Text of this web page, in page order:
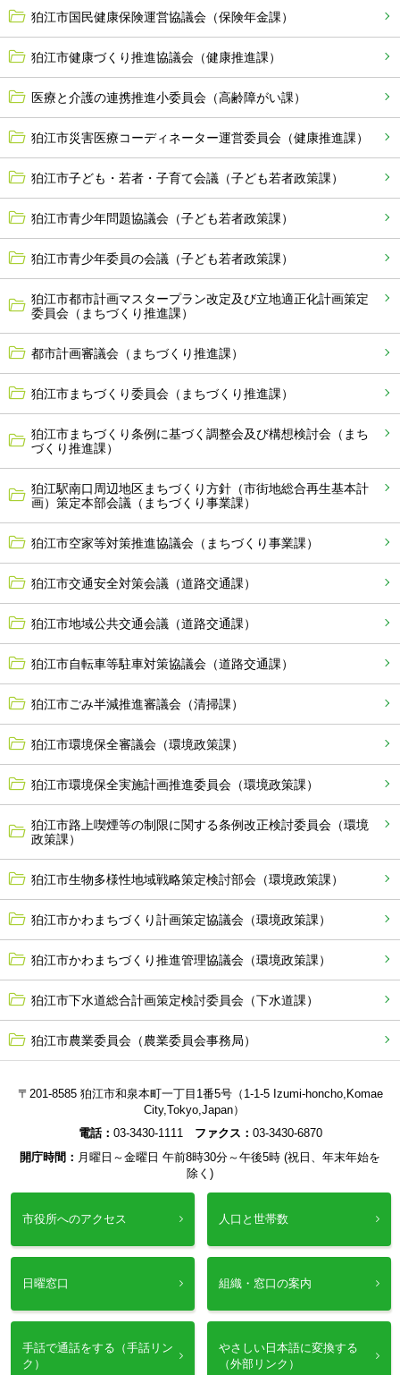
狛江市国民健康保険運営協議会（保険年金課）
狛江市健康づくり推進協議会（健康推進課）
医療と介護の連携推進小委員会（高齢障がい課）
狛江市災害医療コーディネーター運営委員会（健康推進課）
狛江市子ども・若者・子育て会議（子ども若者政策課）
狛江市青少年問題協議会（子ども若者政策課）
狛江市青少年委員の会議（子ども若者政策課）
狛江市都市計画マスタープラン改定及び立地適正化計画策定
委員会（まちづくり推進課）
都市計画審議会（まちづくり推進課）
狛江市まちづくり委員会（まちづくり推進課）
狛江市まちづくり条例に基づく調整会及び構想検討会（まち
づくり推進課）
狛江駅南口周辺地区まちづくり方針（市街地総合再生基本計
画）策定本部会議（まちづくり事業課）
狛江市空家等対策推進協議会（まちづくり事業課）
狛江市交通安全対策会議（道路交通課）
狛江市地域公共交通会議（道路交通課）
狛江市自転車等駐車対策協議会（道路交通課）
狛江市ごみ半減推進審議会（清掃課）
狛江市環境保全審議会（環境政策課）
狛江市環境保全実施計画推進委員会（環境政策課）
狛江市路上喫煙等の制限に関する条例改正検討委員会（環境
政策課）
狛江市生物多様性地域戦略策定検討部会（環境政策課）
狛江市かわまちづくり計画策定協議会（環境政策課）
狛江市かわまちづくり推進管理協議会（環境政策課）
狛江市下水道総合計画策定検討委員会（下水道課）
狛江市農業委員会（農業委員会事務局）
〒201-8585 狛江市和泉本町一丁目1番5号（1-1-5 Izumi-honcho,Komae
City,Tokyo,Japan）
電話： 03-3430-1111 ファクス： 03-3430-6870
開庁時間： 月曜日～金曜日 午前8時30分～午後5時 (祝日、年末年始を
除く)
市役所へのアクセス 人口と世帯数
日曜窓口 組織・窓口の案内
手話で通話をする（手話リン
ク）
やさしい日本語に変換する
（外部リンク）